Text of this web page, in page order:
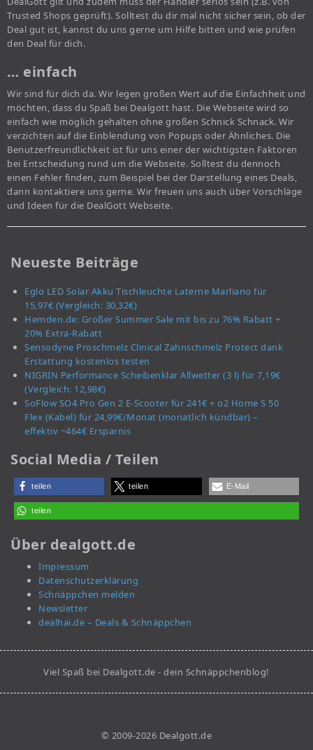
Trusted Shops geprüft). Solltest du dir mal nicht sicher sein, ob der
Deal gut ist, kannst du uns gerne um Hilfe bitten und wie prüfen
den Deal für dich.
… einfach
Wir sind für dich da. Wir legen großen Wert auf die Einfachheit und
möchten, dass du Spaß bei Dealgott hast. Die Webseite wird so
einfach wie möglich gehalten ohne großen Schnick Schnack. Wir
verzichten auf die Einblendung von Popups oder Ähnliches. Die
Benutzerfreundlichkeit ist für uns einer der wichtigsten Faktoren
bei Entscheidung rund um die Webseite. Solltest du dennoch
einen Fehler finden, zum Beispiel bei der Darstellung eines Deals,
dann kontaktiere uns gerne. Wir freuen uns auch über Vorschläge
und Ideen für die DealGott Webseite.
Neueste Beiträge
Eglo LED Solar Akku Tischleuchte Laterne Marliano für
15,97€ (Vergleich: 30,32€)
Hemden.de: Großer Summer Sale mit bis zu 76% Rabatt +
20% Extra-Rabatt
Sensodyne Proschmelz Clinical Zahnschmelz Protect dank
Erstattung kostenlos testen
NIGRIN Performance Scheibenklar Allwetter (3 l) für 7,19€
(Vergleich: 12,98€)
SoFlow SO4 Pro Gen 2 E-Scooter für 241€ + o2 Home S 50
Flex (Kabel) für 24,99€/Monat (monatlich kündbar) –
effektiv ~464€ Ersparnis
Social Media / Teilen
teilen teilen E-Mail
teilen
Über dealgott.de
Impressum
Datenschutzerklärung
Schnäppchen melden
Newsletter
dealhai.de – Deals & Schnäppchen
Viel Spaß bei Dealgott.de - dein Schnäppchenblog!
© 2009-2026 Dealgott.de